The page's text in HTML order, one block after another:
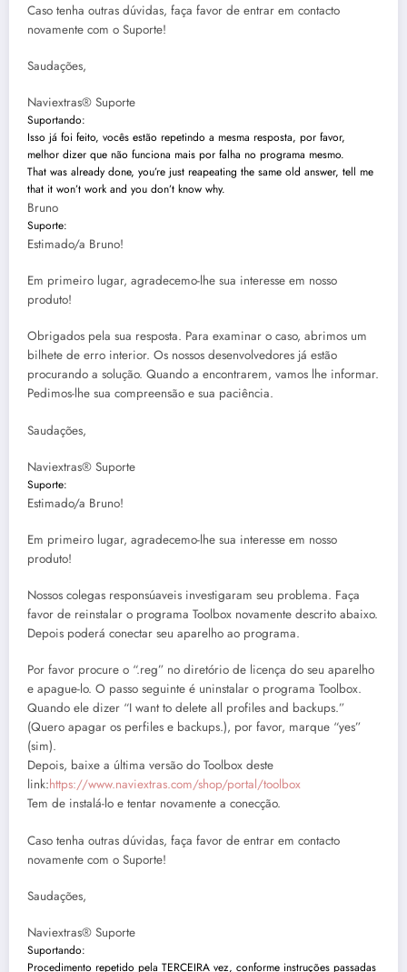
Caso tenha outras dúvidas, faça favor de entrar em contacto
novamente com o Suporte!
Saudações,
Naviextras® Suporte
Suportando:
Isso já foi feito, vocês estão repetindo a mesma resposta, por favor,
melhor dizer que não funciona mais por falha no programa mesmo.
That was already done, you’re just reapeating the same old answer, tell me
that it won’t work and you don’t know why.
Bruno
Suporte:
Estimado/a Bruno!
Em primeiro lugar, agradecemo-lhe sua interesse em nosso
produto!
Obrigados pela sua resposta. Para examinar o caso, abrimos um
bilhete de erro interior. Os nossos desenvolvedores já estão
procurando a solução. Quando a encontrarem, vamos lhe informar.
Pedimos-lhe sua compreensão e sua paciência.
Saudações,
Naviextras® Suporte
Suporte:
Estimado/a Bruno!
Em primeiro lugar, agradecemo-lhe sua interesse em nosso
produto!
Nossos colegas responsúaveis investigaram seu problema. Faça
favor de reinstalar o programa Toolbox novamente descrito abaixo.
Depois poderá conectar seu aparelho ao programa.
Por favor procure o “.reg” no diretório de licença do seu aparelho
e apague-lo. O passo seguinte é uninstalar o programa Toolbox.
Quando ele dizer “I want to delete all profiles and backups.”
(Quero apagar os perfiles e backups.), por favor, marque “yes”
(sim).
Depois, baixe a última versão do Toolbox deste
link:https://www.naviextras.com/shop/portal/toolbox
Tem de instalá-lo e tentar novamente a conecção.
Caso tenha outras dúvidas, faça favor de entrar em contacto
novamente com o Suporte!
Saudações,
Naviextras® Suporte
Suportando:
Procedimento repetido pela TERCEIRA vez, conforme instruções passadas